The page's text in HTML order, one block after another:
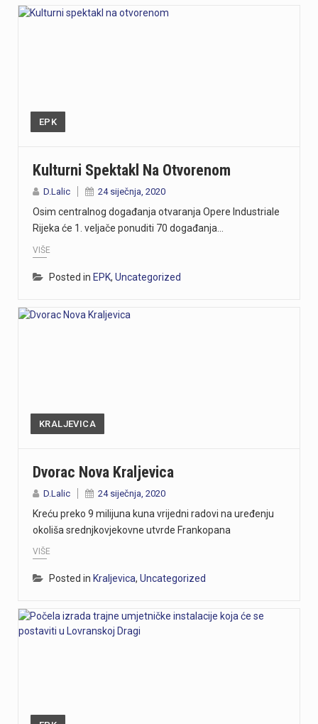
EPK
Kulturni Spektakl Na Otvorenom
D.Lalic 24 siječnja, 2020
Osim centralnog događanja otvaranja Opere Industriale
Rijeka će 1. veljače ponuditi 70 događanja…
VIŠE
Posted in EPK, Uncategorized
KRALJEVICA
Dvorac Nova Kraljevica
D.Lalic 24 siječnja, 2020
Kreću preko 9 milijuna kuna vrijedni radovi na uređenju
okoliša srednjkovjekovne utvrde Frankopana
VIŠE
Posted in Kraljevica, Uncategorized